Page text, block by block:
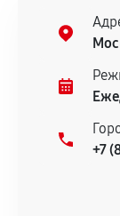
+7